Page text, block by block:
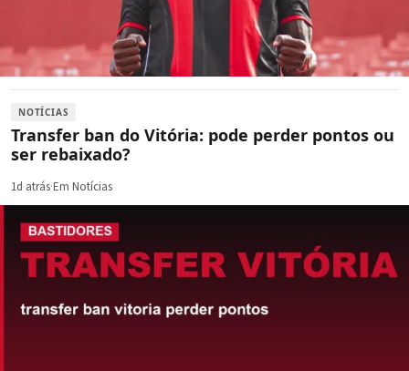
NOTÍCIAS
Transfer ban do Vitória: pode perder pontos ou
ser rebaixado?
1d atrás·Em Notícias